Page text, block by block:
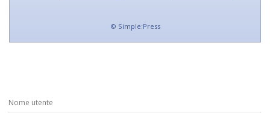
© Simple:Press
Nome utente